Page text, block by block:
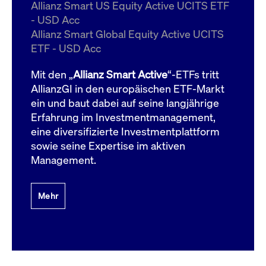
Allianz Smart US Equity Active UCITS ETF
- USD Acc
Allianz Smart Global Equity Active UCITS
ETF - USD Acc
Mit den „Allianz Smart Active“-ETFs tritt
AllianzGI in den europäischen ETF-Markt
ein und baut dabei auf seine langjährige
Erfahrung im Investmentmanagement,
eine diversifizierte Investmentplattform
sowie seine Expertise im aktiven
Management.
Mehr
ApplicationGatewayAffinityCORS
boerse.com
Domain
bis